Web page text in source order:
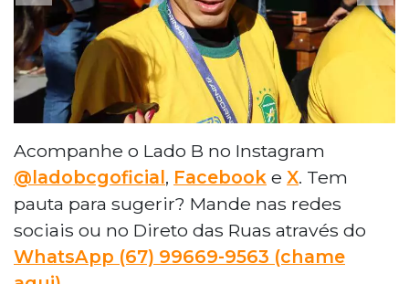
Acompanhe o Lado B no Instagram
@ladobcgoficial, Facebook e X. Tem
pauta para sugerir? Mande nas redes
sociais ou no Direto das Ruas através do
WhatsApp (67) 99669-9563 (chame